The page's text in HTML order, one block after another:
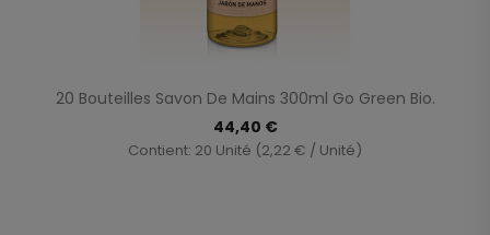
20 Bouteilles Savon De Mains 300ml Go Green Bio.
44,40 €
Contient: 20 Unité (2,22 € / Unité)